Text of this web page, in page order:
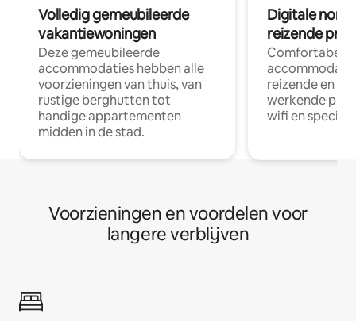
Volledig gemeubileerde
vakantiewoningen
Deze gemeubileerde
accommodaties hebben alle
voorzieningen van thuis, van
rustige berghutten tot
handige appartementen
midden in de stad.
Digitale
reizende
Comfortabele
reizende en
werkende
wifi en
Voorzieningen en voordelen voor
langere verblijven